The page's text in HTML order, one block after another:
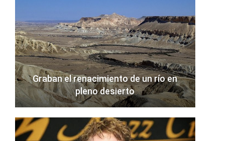
Graban el renacimiento de un río en
pleno desierto